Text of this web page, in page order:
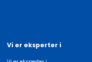
Vi er eksperter i